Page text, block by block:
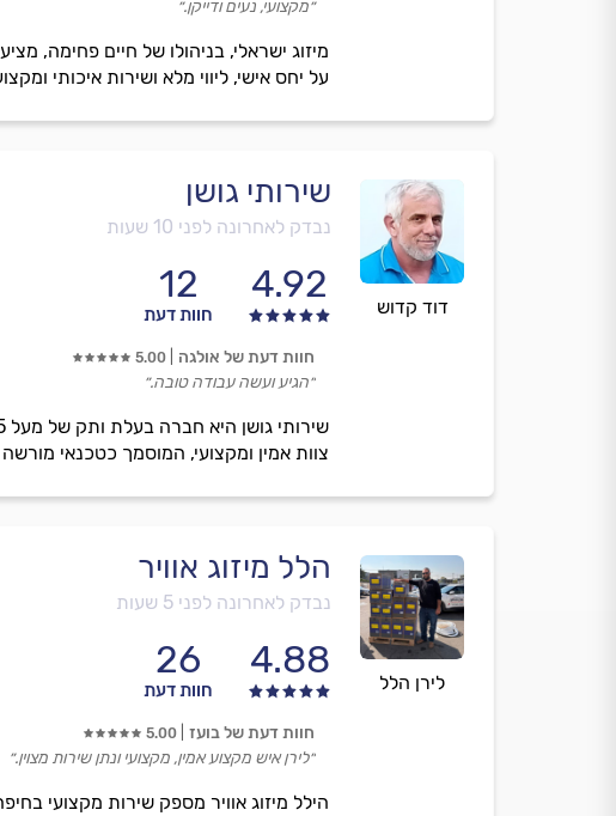
מיזוג ישראלי, בניהולו של חיים פחימה,
על יחס אישי, ליווי מלא ושירות איכותי
״מקצועי, נעים ודייקן.״
דוד קדוש
שירותי גושן
נבדק לאחרונה לפני 10 שעות
4.92
12
חוות דעת
צוות אמין ומקצועי, המוסמך כטכנאי
חוות דעת של אולגה 5.00
״הגיע ועשה עבודה טובה.״
לירן הלל
הלל מיזוג אוויר
נבדק לאחרונה לפני 5 שעות
4.88
26
חוות דעת
חוות דעת של בועז 5.00
״לירן איש מקצוע אמין, מקצועי ונתן שירות מצוין.״